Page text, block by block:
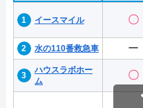
イースマイル 〇
水の110番救急車 ー
ハウスラボホー
ム
〇